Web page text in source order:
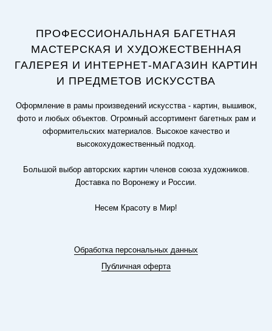
ПРОФЕССИОНАЛЬНАЯ БАГЕТНАЯ
МАСТЕРСКАЯ И ХУДОЖЕСТВЕННАЯ
ГАЛЕРЕЯ И ИНТЕРНЕТ-МАГАЗИН КАРТИН
И ПРЕДМЕТОВ ИСКУССТВА
Оформление в рамы произведений искусства - картин, вышивок,
фото и любых объектов. Огромный ассортимент багетных рам и
оформительских материалов. Высокое качество и
высокохудожественный подход.
Большой выбор авторских картин членов союза художников.
Доставка по Воронежу и России.
Несем Красоту в Мир!
Обработка персональных данных
Публичная оферта